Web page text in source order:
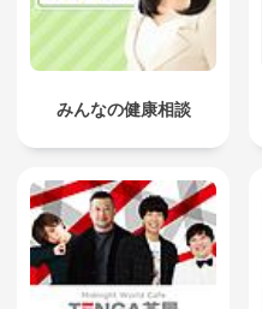
みんなの健康相談